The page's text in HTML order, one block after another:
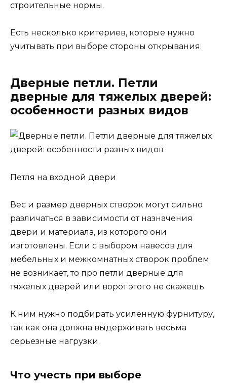
строительные нормы.
Есть несколько критериев, которые нужно
учитывать при выборе стороны открывания:
Дверные петли. Петли
дверные для тяжелых дверей:
особенности разных видов
Петля на входной двери
Вес и размер дверных створок могут сильно
различаться в зависимости от назначения
двери и материала, из которого они
изготовлены. Если с выбором навесов для
мебельных и межкомнатных створок проблем
не возникает, то про петли дверные для
тяжелых дверей или ворот этого не скажешь.
К ним нужно подбирать усиленную фурнитуру,
так как она должна выдерживать весьма
серьезные нагрузки.
Что учесть при выборе